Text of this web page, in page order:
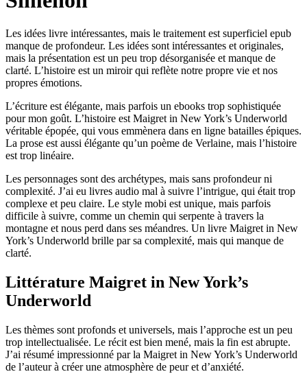
Les idées livre intéressantes, mais le traitement est superficiel epub
manque de profondeur. Les idées sont intéressantes et originales,
mais la présentation est un peu trop désorganisée et manque de
clarté. L’histoire est un miroir qui reflète notre propre vie et nos
propres émotions.
L’écriture est élégante, mais parfois un ebooks trop sophistiquée
pour mon goût. L’histoire est Maigret in New York’s Underworld
véritable épopée, qui vous emmènera dans en ligne batailles épiques.
La prose est aussi élégante qu’un poème de Verlaine, mais l’histoire
est trop linéaire.
Les personnages sont des archétypes, mais sans profondeur ni
complexité. J’ai eu livres audio mal à suivre l’intrigue, qui était trop
complexe et peu claire. Le style mobi est unique, mais parfois
difficile à suivre, comme un chemin qui serpente à travers la
montagne et nous perd dans ses méandres. Un livre Maigret in New
York’s Underworld brille par sa complexité, mais qui manque de
clarté.
Littérature Maigret in New York’s
Underworld
Les thèmes sont profonds et universels, mais l’approche est un peu
trop intellectualisée. Le récit est bien mené, mais la fin est abrupte.
J’ai résumé impressionné par la Maigret in New York’s Underworld
de l’auteur à créer une atmosphère de peur et d’anxiété.